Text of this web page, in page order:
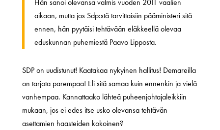
Hän sanoi olevansa valmis vuoden 2011 vaalien
aikaan, mutta jos Sdp:stä tarvittaisiin pääministeri sitä
ennen, hän pyytäisi tehtävään eläkkeellä olevaa
eduskunnan puhemiestä Paavo Lipposta.
SDP on uudistunut! Kaatakaa nykyinen hallitus! Demareilla
on tarjota parempaa! Eli sitä samaa kuin ennenkin ja vielä
vanhempaa. Kannattaako lähteä puheenjohtajaleikkiin
mukaan, jos ei edes itse usko olevansa tehtävän
asettamien haasteiden kokoinen?